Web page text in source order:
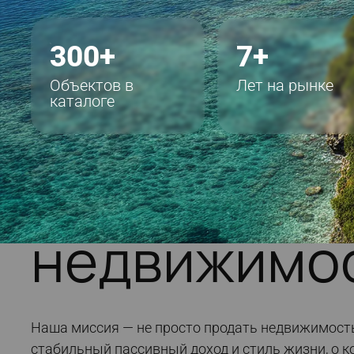
300+
Объектов в
каталоге
7+
Лет на рынке
Вилла Botanica Majestia
Botanica Majestia – элитный
жилой комплекс на Пхукете
от1 151 096 $
Агентство
Наша миссия — не просто продать
стабильный пассивный доход и стиль жизни, о